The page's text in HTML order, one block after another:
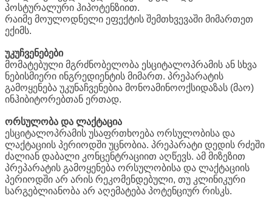
პოსტურალური ჰიპოტენზიით.
რაიმე მოულოდნელი ეფექტის შემთხვევაში მიმართეთ
ექიმს.
უკუჩვენებები
მომატებული მგრძნობელობა ესციტალოპრამის ან სხვა
ნებისმიერი ინგრედიენტის მიმართ. პრეპარატის
გამოყენება უკუნაჩვენებია მონოამინოოქსიდაზას (მაო)
ინჰიბიტორებთან ერთად.
ორსულობა და ლაქტაცია
ესციტალოპრამის უსაფრთხოება ორსულობისა და
ლაქტაციის პერიოდში უცნობია. პრეპარატი დედის რძეში
ძალიან დაბალი კონცენტრაციით აღწევს. ამ მიზეზით
პრეპარატის გამოყენება ორსულობისა და ლაქტაციის
პერიოდში არ არის რეკომენდებული, თუ კლინიკური
სარგებლიანობა არ აღემატება პოტენციურ რისკს.